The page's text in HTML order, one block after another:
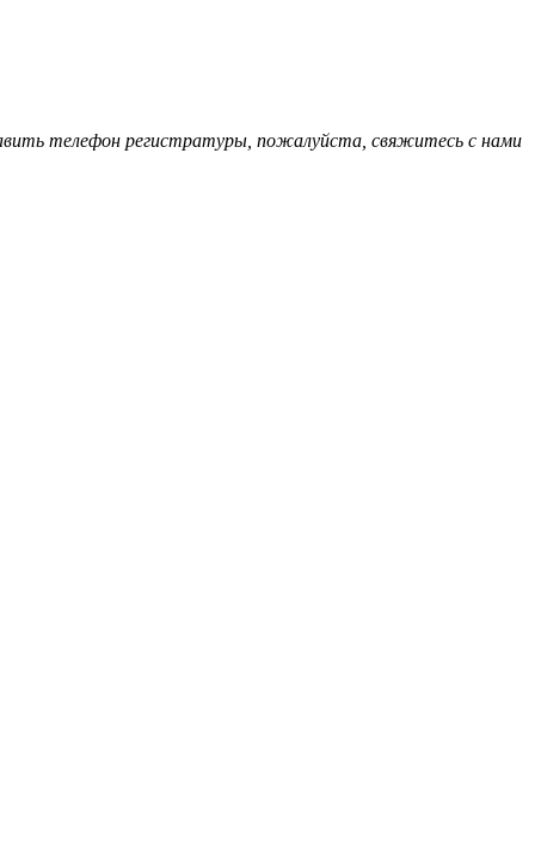
телефон регистратуры, пожалуйста, свяжитесь с нами